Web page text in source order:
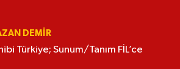
DEMİR
Türkiye; Sunum/Tanım FİL’ce